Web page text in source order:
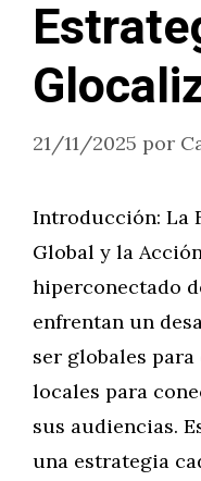
21/11/2025 por
Introducción: La
Global y la
hiperconectado
enfrentan un
ser globales
locales para
sus audiencias.
una estrategia